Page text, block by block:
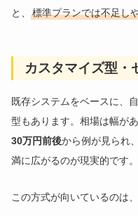
と、標準プランでは不足し
カスタマイズ型・
既存システムをベースに、
型もあります。相場は幅が
30万円前後から例が見られ
満に広がるのが現実的です。
この方式が向いているのは